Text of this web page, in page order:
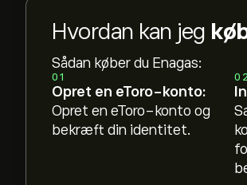
Hvordan kan jeg
Sådan køber du Enagas:
01
Opret en eToro-konto:
Opret en eToro-konto og
bekræft din identitet.
02